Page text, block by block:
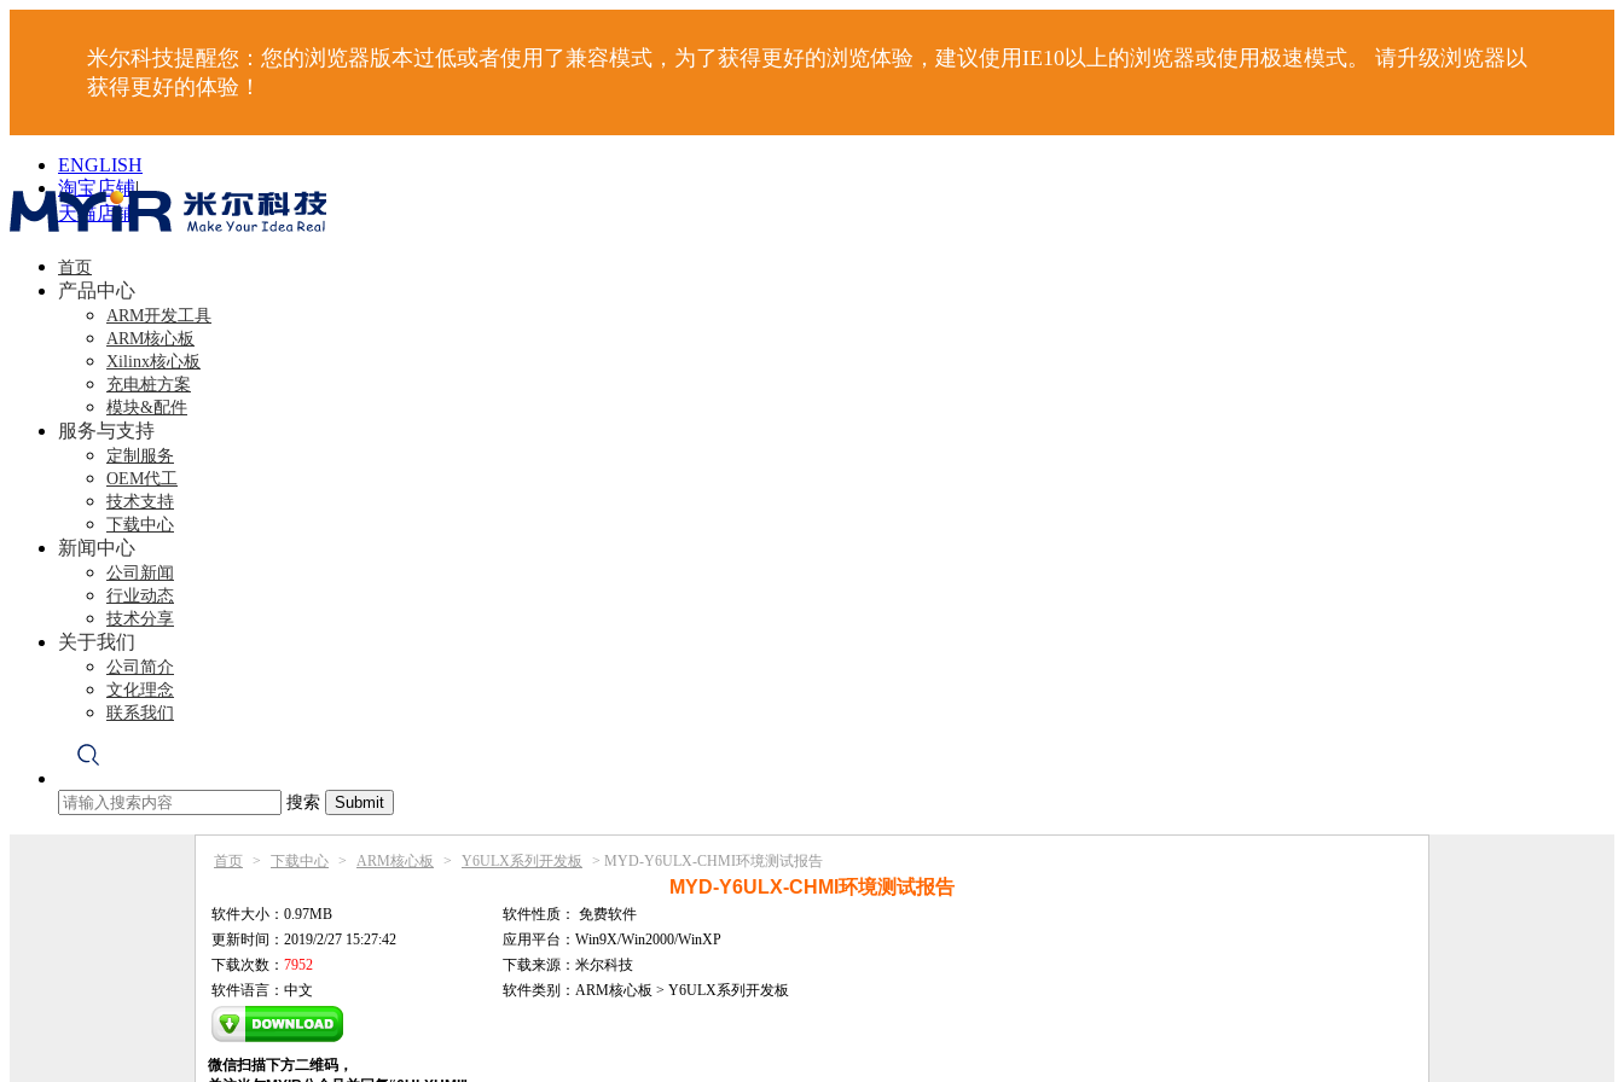
米尔科技提醒您：您的浏览器版本过低或者使用了兼容模式，为了获得更好的浏览体验，建议使用IE10以上的浏览器或使用极速模式。 请升级浏览器以
获得更好的体验！
ENGLISH
淘宝店铺|
天猫店铺 |
首页
产品中心
ARM开发工具
ARM核心板
Xilinx核心板
充电桩方案
模块&配件
服务与支持
定制服务
OEM代工
技术支持
下载中心
新闻中心
公司新闻
行业动态
技术分享
关于我们
公司简介
文化理念
联系我们
搜索
首页 > 下载中心 > ARM核心板 > Y6ULX系列开发板 > MYD-Y6ULX-CHMI环境测试报告
MYD-Y6ULX-CHMI环境测试报告
软件大小：0.97MB 软件性质： 免费软件
更新时间：2019/2/27 15:27:42
应用平台：Win9X/Win2000/WinXP
下载次数： 7952
下载来源：米尔科技
软件语言：中文
软件类别：ARM核心板 > Y6ULX系列开发板
微信扫描下方二维码，